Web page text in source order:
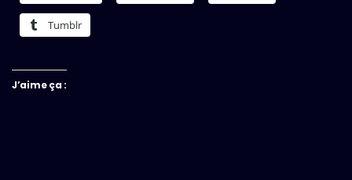
Tumblr
J’aime ça :